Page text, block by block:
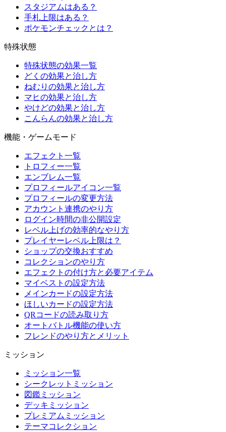
スタジアムはある？
手札上限はある？
ポケモンチェックとは？
特殊状態
特殊状態の効果一覧
どくの効果と治し方
ねむりの効果と治し方
マヒの効果と治し方
やけどの効果と治し方
こんらんの効果と治し方
機能・ゲームモード
エフェクト一覧
トロフィー一覧
エンブレム一覧
プロフィールアイコン一覧
プロフィールの変更方法
アカウント連携のやり方
ログイン時間の非公開設定
レベル上げの効率的なやり方
プレイヤーレベル上限は？
ショップの交換おすすめ
コレクションのやり方
エフェクトの付け方と必要アイテム
マイベストの設定方法
メインカードの設定方法
ほしいカードの設定方法
QRコードの読み取り方
オートバトル機能の使い方
フレンドのやり方とメリット
ミッション
ミッション一覧
シークレットミッション
図鑑ミッション
デッキミッション
プレミアムミッション
テーマコレクション